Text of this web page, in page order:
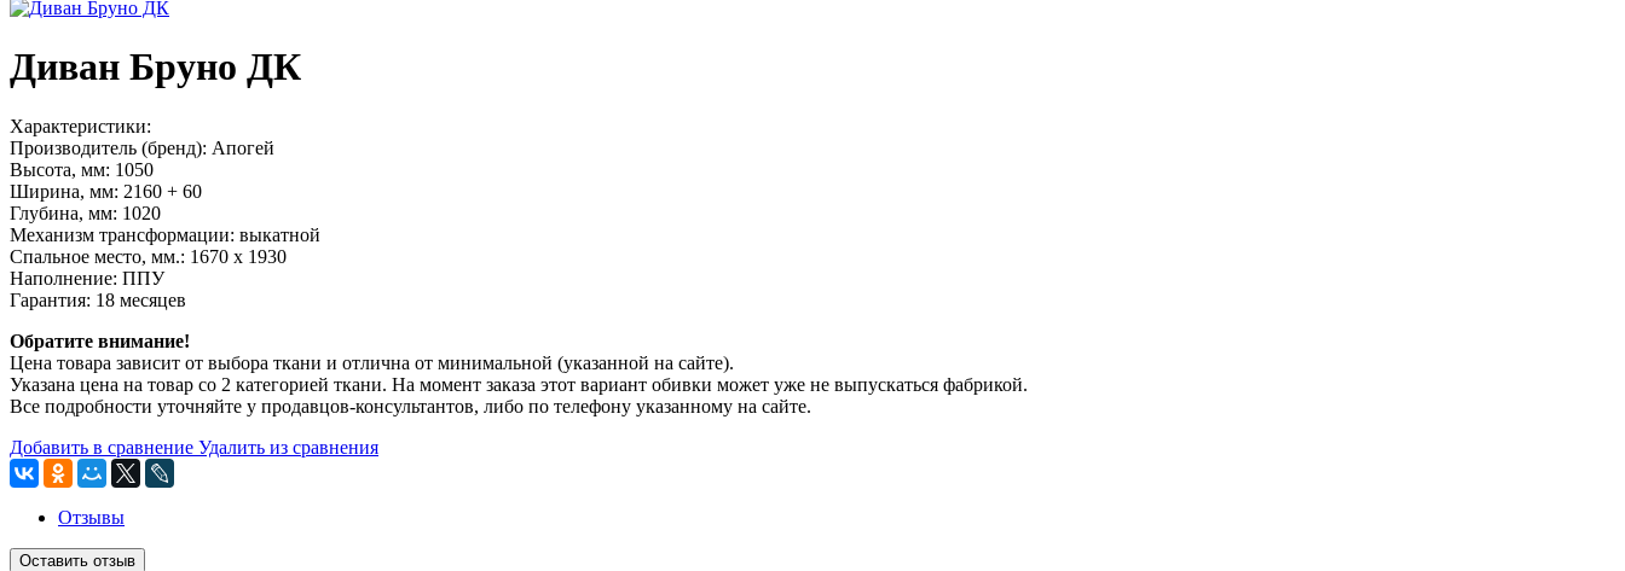
Диван Бруно ДК
Характеристики:
Производитель (бренд): Апогей
Высота, мм: 1050
Ширина, мм: 2160 + 60
Глубина, мм: 1020
Механизм трансформации: выкатной
Спальное место, мм.: 1670 х 1930
Наполнение: ППУ
Гарантия: 18 месяцев
Обратите внимание!
Цена товара зависит от выбора ткани и отлична от минимальной (указанной на сайте).
Указана цена на товар со 2 категорией ткани. На момент заказа этот вариант обивки может уже не выпускаться фабрикой.
Все подробности уточняйте у продавцов-консультантов, либо по телефону указанному на сайте.
Добавить в сравнение Удалить из сравнения
Отзывы
Оставить отзыв